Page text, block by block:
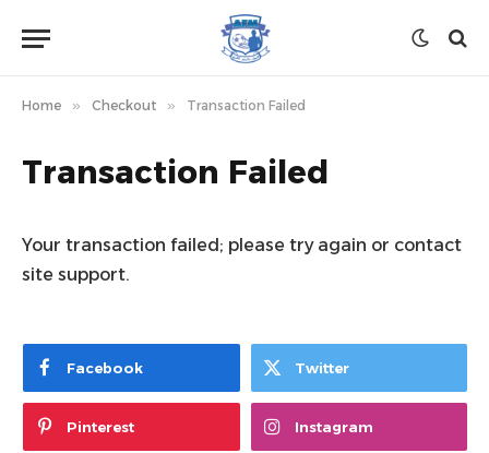
Home » Checkout » Transaction Failed
Transaction Failed
Your transaction failed; please try again or contact
site support.
Facebook Twitter
Pinterest Instagram